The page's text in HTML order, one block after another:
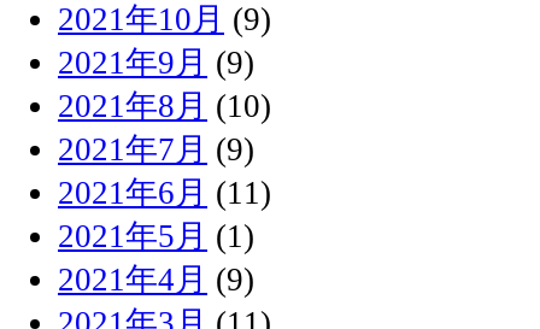
2021年10月 (9)
2021年9月 (9)
2021年8月 (10)
2021年7月 (9)
2021年6月 (11)
2021年5月 (1)
2021年4月 (9)